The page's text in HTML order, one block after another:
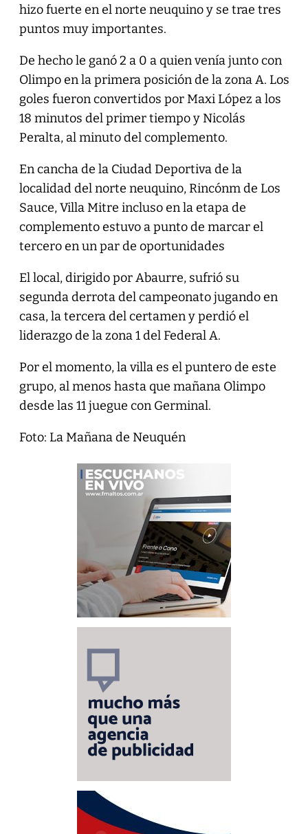
hizo fuerte en el norte neuquino y se trae tres
puntos muy importantes.
De hecho le ganó 2 a 0 a quien venía junto con
Olimpo en la primera posición de la zona A. Los
goles fueron convertidos por Maxi López a los
18 minutos del primer tiempo y Nicolás
Peralta, al minuto del complemento.
En cancha de la Ciudad Deportiva de la
localidad del norte neuquino, Rincónm de Los
Sauce, Villa Mitre incluso en la etapa de
complemento estuvo a punto de marcar el
tercero en un par de oportunidades
El local, dirigido por Abaurre, sufrió su
segunda derrota del campeonato jugando en
casa, la tercera del certamen y perdió el
liderazgo de la zona 1 del Federal A.
Por el momento, la villa es el puntero de este
grupo, al menos hasta que mañana Olimpo
desde las 11 juegue con Germinal.
Foto: La Mañana de Neuquén